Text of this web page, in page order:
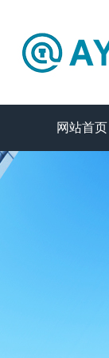
网站首页